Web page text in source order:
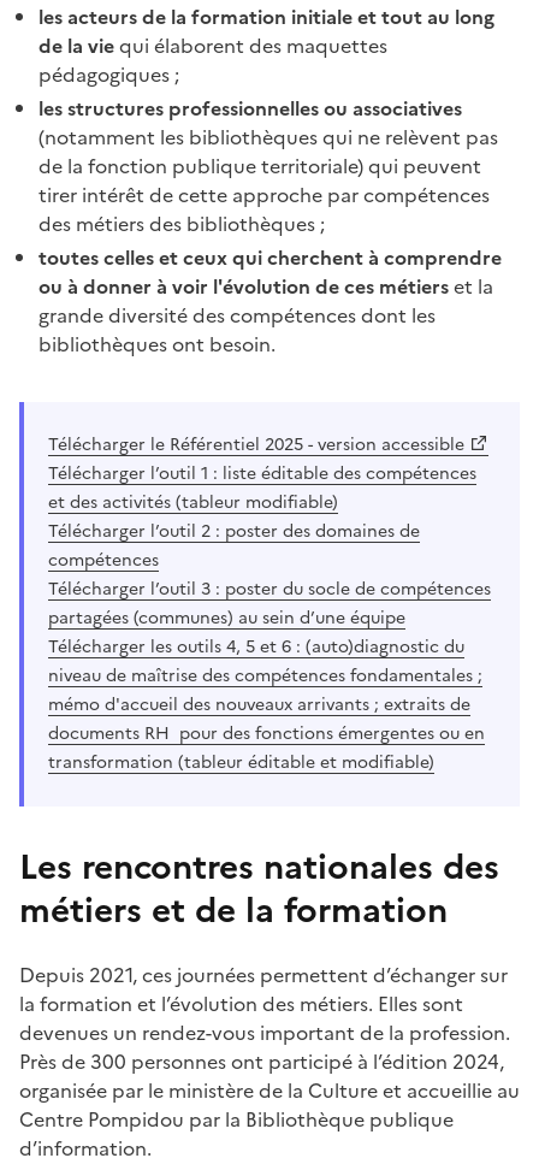
les acteurs de la formation initiale et tout au long
de la viequi élaborent des maquettes
pédagogiques ;
les structures professionnelles ou associatives
(notamment les bibliothèques qui ne relèvent pas
de la fonction publique territoriale) qui peuvent
tirer intérêt de cette approche par compétences
des métiers des bibliothèques ;
toutes celles et ceux qui cherchent à comprendre
ou à donner à voir l'évolution de ces métierset la
grande diversité des compétences dont les
bibliothèques ont besoin.
Télécharger le Référentiel 2025 - version accessible
Télécharger l’outil 1 : liste éditable des compétences
et des activités (tableur modifiable)
Télécharger l’outil 2 : poster des domaines de
compétences
Télécharger l’outil 3 : poster du socle de compétences
partagées (communes) au sein d’une équipe
Télécharger les outils 4, 5 et 6 : (auto)diagnostic du
niveau de maîtrise des compétences fondamentales ;
mémo d'accueil des nouveaux arrivants ; extraits de
documents RH pour des fonctions émergentes ou en
transformation (tableur éditable et modifiable)
Les rencontres nationales des
métiers et de la formation
Depuis 2021, ces journées permettent d’échanger sur
la formation et l’évolution des métiers. Elles sont
devenues un rendez-vous important de la profession.
Près de 300 personnes ont participé à l’édition 2024,
organisée par le ministère de la Culture et accueillie au
Centre Pompidou par la Bibliothèque publique
d’information.